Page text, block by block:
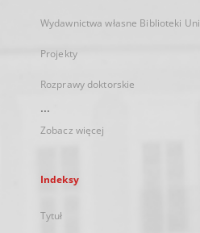
Wydawnictwa własne Biblioteki
Projekty
Rozprawy doktorskie
...
Zobacz więcej
Indeksy
Tytuł